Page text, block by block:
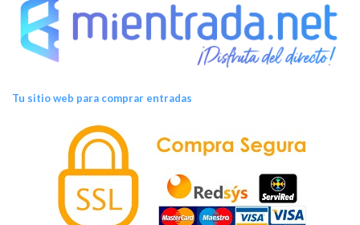
Tu sitio web para comprar entradas